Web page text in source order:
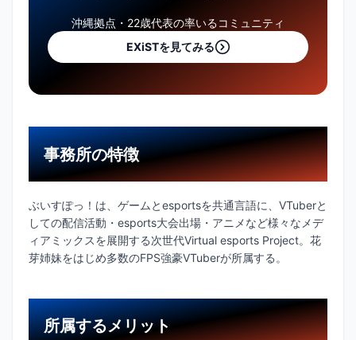
沖縄拠点・22歳代表の率いるコミュニティ
EXiSTを見てみる
事務所の特徴
ぶいすぽっ！は、ゲームとesportsを共通言語に、VTuberと
しての配信活動・esports大会出場・アニメなど様々なメデ
ィアミックスを展開する次世代Virtual esports Project。花
芽姉妹をはじめ多数のFPS強豪VTuberが所属する。
所属するメリット